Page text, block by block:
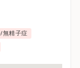
無精子症